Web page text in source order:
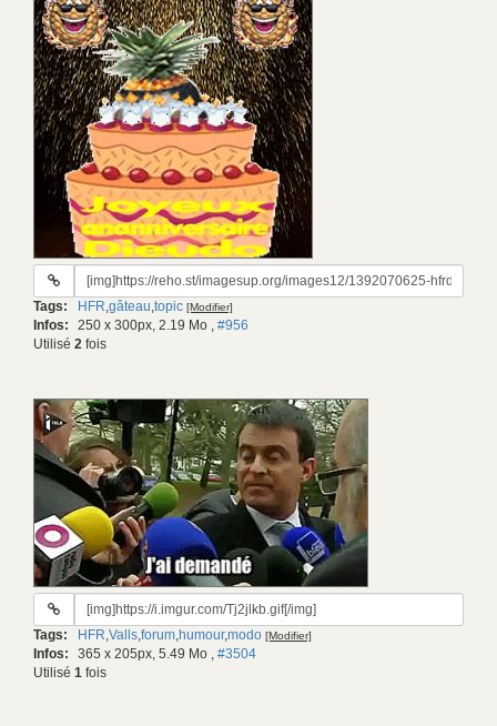
URL
gif:
Tags: HFR,gâteau,topic [Modifier]
Infos: 250 x 300px, 2.19 Mo , #956
Utilisé 2 fois
URL
gif:
Tags: HFR,Valls,forum,humour,modo [Modifier]
Infos: 365 x 205px, 5.49 Mo , #3504
Utilisé 1 fois